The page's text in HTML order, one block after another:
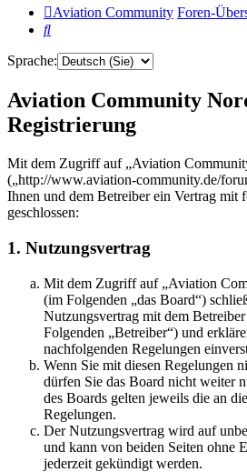
Aviation Community Foren-
Suche
Sprache:
Aviation Community
Registrierung
Mit dem Zugriff auf „Aviation
(„http://www.aviation-community.de/
Ihnen und dem Betreiber ein Vertrag mit
geschlossen:
1. Nutzungsvertrag
Mit dem Zugriff auf „Aviation
(im Folgenden „das Board“)
Nutzungsvertrag mit dem
Folgenden „Betreiber“) und
nachfolgenden Regelungen
Wenn Sie mit diesen Regelungen
dürfen Sie das Board nicht weiter
des Boards gelten jeweils die an
Regelungen.
Der Nutzungsvertrag wird auf
und kann von beiden Seiten ohne
jederzeit gekündigt werden.